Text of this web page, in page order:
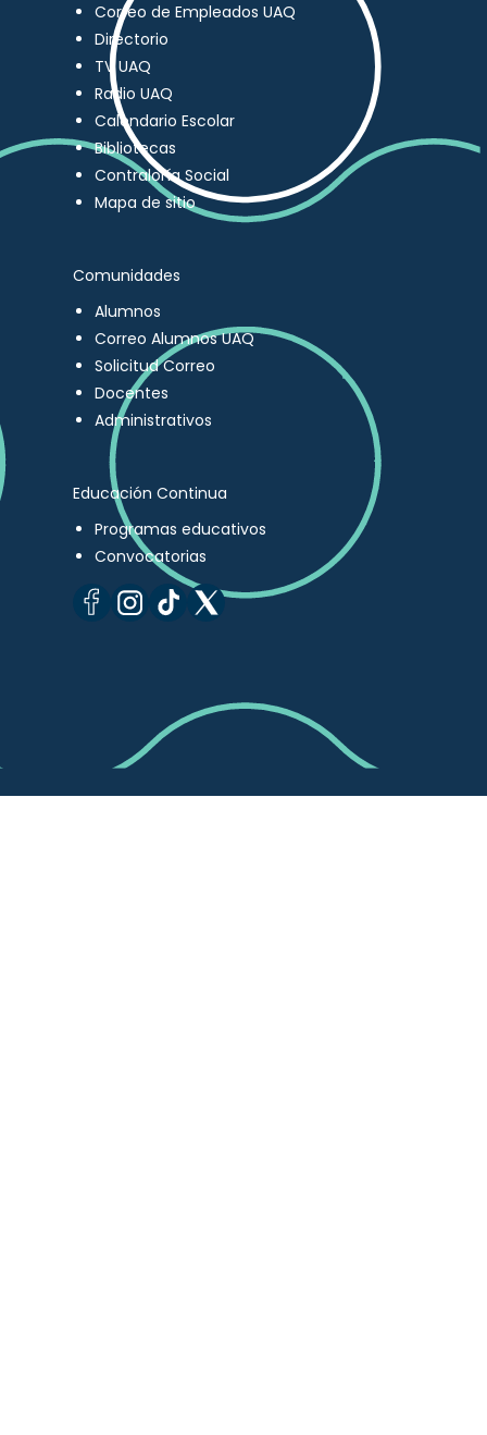
Correo de Empleados UAQ
Directorio
TV UAQ
Radio UAQ
Calendario Escolar
Bibliotecas
Contraloría Social
Mapa de sitio
Comunidades
Alumnos
Correo Alumnos UAQ
Solicitud Correo
Docentes
Administrativos
Educación Continua
Programas educativos
Convocatorias